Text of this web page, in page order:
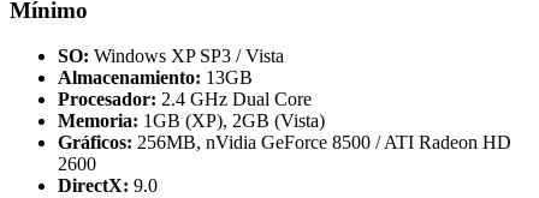
Mínimo
SO: Windows XP SP3 / Vista
Almacenamiento: 13GB
Procesador: 2.4 GHz Dual Core
Memoria: 1GB (XP), 2GB (Vista)
Gráficos: 256MB, nVidia GeForce 8500 / ATI Radeon HD
2600
DirectX: 9.0